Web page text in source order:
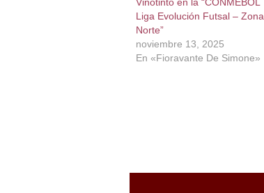
Liga Evolución Futsal – Zona
Norte”
noviembre 13, 2025
En «Fioravante De Simone»